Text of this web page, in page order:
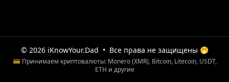
© 2026 iKnowYour.Dad • Все права не защищены 🤭
💳 Принимаем криптовалюты: Monero (XMR), Bitcoin, Litecoin, USDT,
ETH и другие